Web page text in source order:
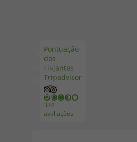
Disneyland ® Paris
Pontuação
dos
viajantes
Tripadvisor
334
avaliações
Ver
mais
fotos
(29)